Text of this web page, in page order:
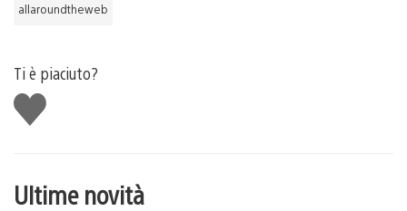
allaroundtheweb
Ti è piaciuto?
Mi
piace
Ultime novità